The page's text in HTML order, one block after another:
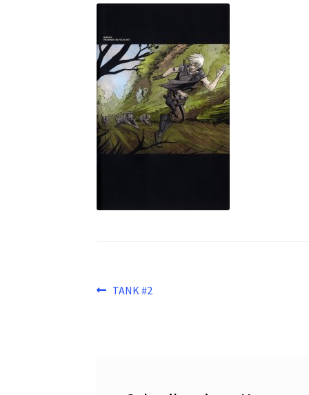
Beitragsnavigation
Vorheriger
TANK #2